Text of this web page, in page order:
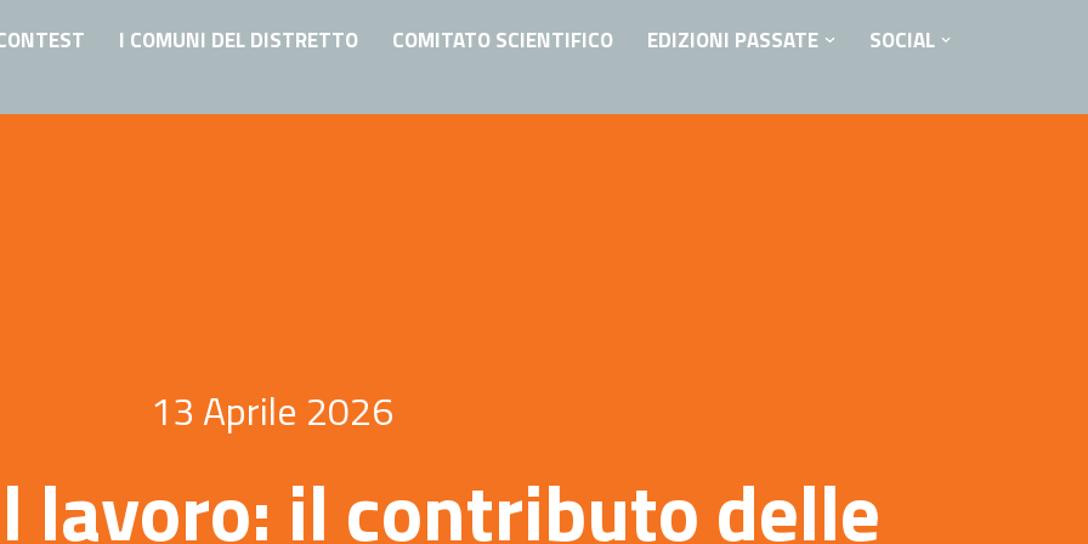
I COMUNI DEL DISTRETTO COMITATO SCIENTIFICO EDIZIONI PASSATE
SOCIAL
13 Aprile 2026
lavoro: il contributo delle